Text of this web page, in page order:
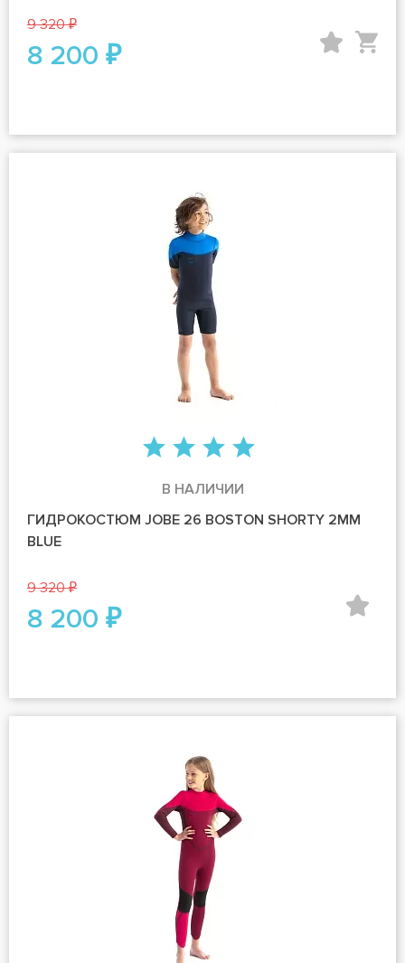
9 320 ₽
8 200 ₽
В НАЛИЧИИ
ГИДРОКОСТЮМ JOBE 26 BOSTON SHORTY 2MM
BLUE
9 320 ₽
8 200 ₽